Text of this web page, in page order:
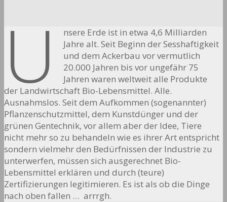
U
nsere Erde ist in etwa 4,6 Milliarden
Jahre alt. Seit Beginn der Sesshaftigkeit
und dem Ackerbau vor vermutlich
20.000 Jahren bis vor ungefähr 75
Jahren waren weltweit alle Produkte
der Landwirtschaft Bio-Lebensmittel. Alle.
Ausnahmslos. Seit dem Aufkommen (sogenannter)
Pflanzenschutzmittel, dem Kunstdünger und der
grünen Gentechnik, vor allem aber der Idee, Tiere
nicht mehr so zu behandeln wie es ihrer Art entspricht
sondern vielmehr den Bedürfnissen der Industrie zu
unterwerfen, müssen sich ausgerechnet Bio-
Lebensmittel erklären und durch (teure)
Zertifizierungen legitimieren. Es ist als ob die Dinge
nach oben fallen … arrrgh.